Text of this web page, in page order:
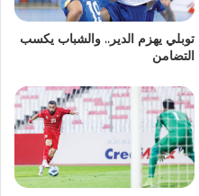
توبلي يهزم الدير.. والشباب يكسب
التضامن